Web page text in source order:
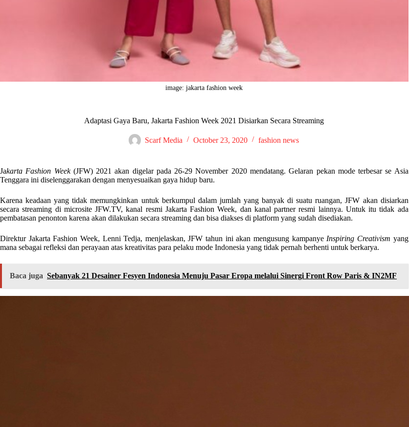
image: jakarta fashion week
Adaptasi Gaya Baru, Jakarta Fashion Week 2021 Disiarkan Secara Streaming
Scarf Media October 23, 2020 fashion news
Jakarta Fashion Week(JFW) 2021 akan digelar pada 26-29 November 2020 mendatang. Gelaran pekan mode terbesar se Asia
Tenggara ini diselenggarakan dengan menyesuaikan gaya hidup baru.
Karena keadaan yang tidak memungkinkan untuk berkumpul dalam jumlah yang banyak di suatu ruangan, JFW akan disiarkan
secara streaming di microsite JFW.TV, kanal resmi Jakarta Fashion Week, dan kanal partner resmi lainnya. Untuk itu tidak ada
pembatasan penonton karena akan dilakukan secara streaming dan bisa diakses di platform yang sudah disediakan.
Direktur Jakarta Fashion Week, Lenni Tedja, menjelaskan, JFW tahun ini akan mengusung kampanye Inspiring Creativism yang
mana sebagai refleksi dan perayaan atas kreativitas para pelaku mode Indonesia yang tidak pernah berhenti untuk berkarya.
Baca juga Sebanyak 21 Desainer Fesyen Indonesia Menuju Pasar Eropa melalui Sinergi Front Row Paris & IN2MF